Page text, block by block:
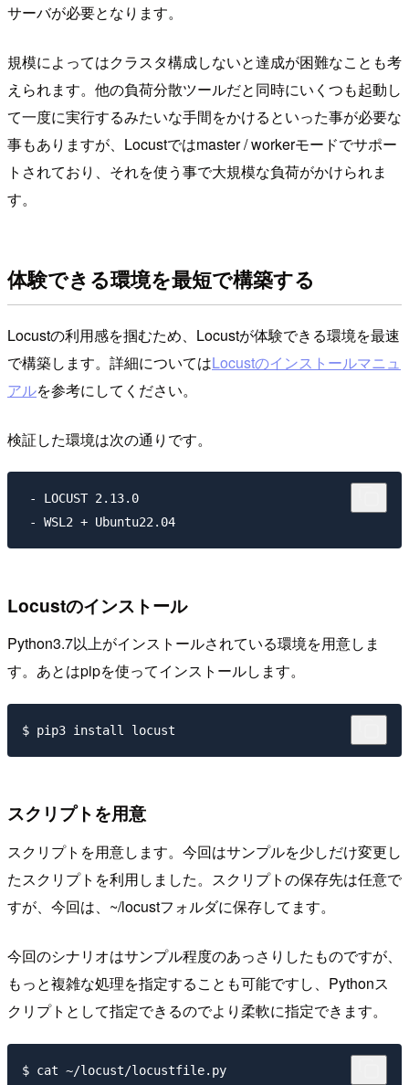
サーバが必要となります。
規模によってはクラスタ構成しないと達成が困難なことも考
えられます。他の負荷分散ツールだと同時にいくつも起動し
て一度に実行するみたいな手間をかけるといった事が必要な
事もありますが、Locustではmaster / workerモードでサポー
トされており、それを使う事で大規模な負荷がかけられま
す。
体験できる環境を最短で構築する
Locustの利用感を掴むため、Locustが体験できる環境を最速
で構築します。詳細についてはLocustのインストールマニュ
アルを参考にしてください。
検証した環境は次の通りです。
- LOCUST 2.13.0
Locustのインストール
Python3.7以上がインストールされている環境を用意しま
す。あとはpipを使ってインストールします。
スクリプトを用意
スクリプトを用意します。今回はサンプルを少しだけ変更し
たスクリプトを利用しました。スクリプトの保存先は任意で
すが、今回は、~/locustフォルダに保存してます。
今回のシナリオはサンプル程度のあっさりしたものですが、
もっと複雑な処理を指定することも可能ですし、Pythonス
クリプトとして指定できるのでより柔軟に指定できます。
$ cat ~/locust/locustfile.py